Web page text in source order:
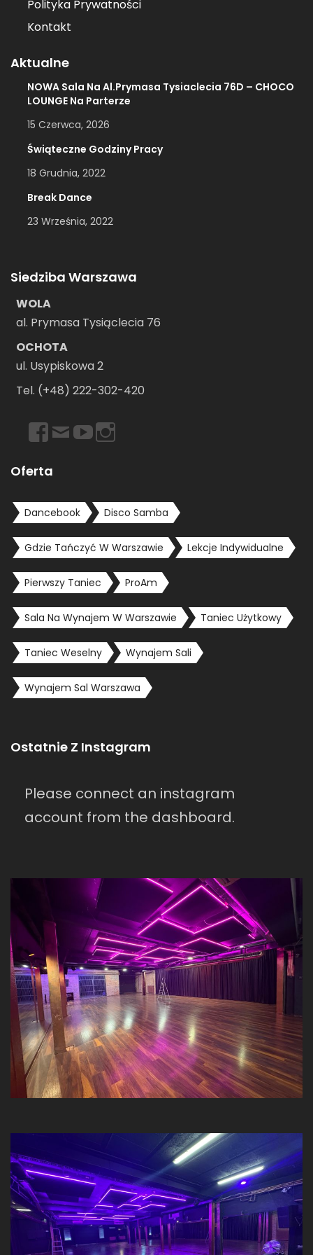
Polityka Prywatności
Kontakt
Aktualne
NOWA Sala Na Al.Prymasa Tysiaclecia 76D – CHOCO
LOUNGE Na Parterze
15 Czerwca, 2026
Świąteczne Godziny Pracy
18 Grudnia, 2022
Break Dance
23 Września, 2022
Siedziba Warszawa
WOLA
al. Prymasa Tysiąclecia 76
OCHOTA
ul. Usypiskowa 2
Tel. (+48) 222-302-420
https://www.facebook.com/dancebookwarszawa
Emailhttps://www.youtube.com/user/dancebookpl
Oferta
Dancebook Disco Samba
Gdzie Tańczyć W Warszawie Lekcje Indywidualne
Pierwszy Taniec ProAm
Sala Na Wynajem W Warszawie Taniec Użytkowy
Taniec Weselny Wynajem Sali
Wynajem Sal Warszawa
Ostatnie Z Instagram
Please connect an instagram
account from the dashboard.